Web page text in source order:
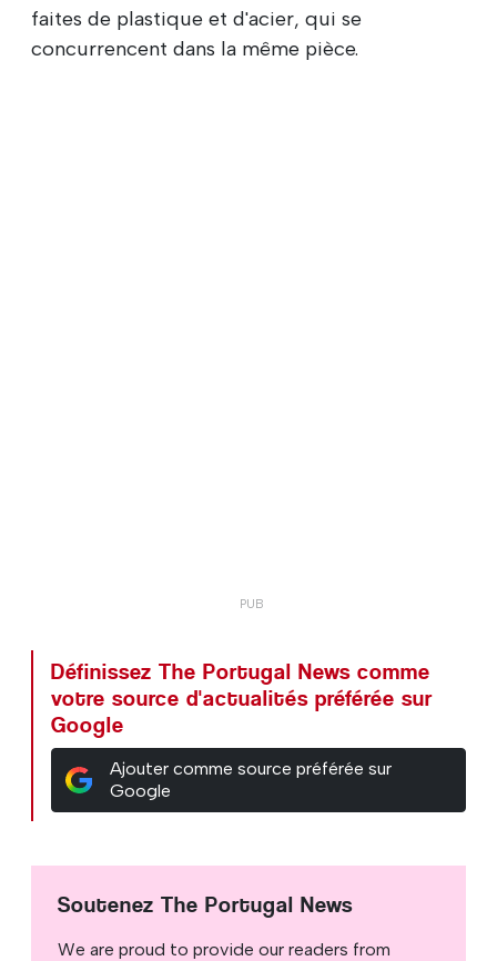
faites de plastique et d'acier, qui se
concurrencent dans la même pièce.
Définissez The Portugal News comme
votre source d'actualités préférée sur
Google
Ajouter comme source préférée sur
Google
Soutenez The Portugal News
We are proud to provide our readers from